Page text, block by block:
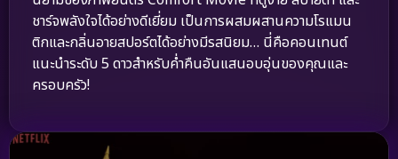
ชาร์จพลังใจได้อย่างดีเยี่ยม เป็นการผสมผสานความโรแมน
ติกและกลิ่นอายสปอร์ตได้อย่างมีรสนิยม… นี่คือคอนเทนต์
แนะนำระดับ 5 ดาวสำหรับค่ำคืนอันแสนอบอุ่นของคุณและ
ครอบครัว!